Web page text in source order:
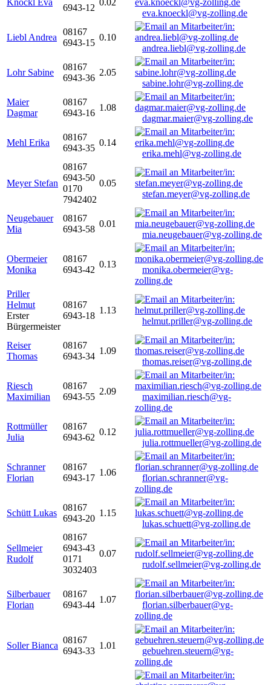
Knöckl Eva
6943-12
0.02
eva.knoeckl@vg-zolling.de
Liebl Andrea
08167
6943-15
0.10
andrea.liebl@vg-zolling.de
Lohr Sabine
08167
6943-36
2.05
sabine.lohr@vg-zolling.de
Maier
Dagmar
08167
6943-16
1.08
dagmar.maier@vg-zolling.de
Mehl Erika
08167
6943-35
0.14
erika.mehl@vg-zolling.de
Meyer Stefan
08167
6943-50
0170
7942402
0.05
stefan.meyer@vg-zolling.de
Neugebauer
Mia
08167
6943-58
0.01
mia.neugebauer@vg-zolling.de
Obermeier
Monika
08167
6943-42
0.13
monika.obermeier@vg-
zolling.de
Priller
Helmut
Erster
Bürgermeister
08167
6943-18
1.13
helmut.priller@vg-zolling.de
Reiser
Thomas
08167
6943-34
1.09
thomas.reiser@vg-zolling.de
Riesch
Maximilian
08167
6943-55
2.09
maximilian.riesch@vg-
zolling.de
Rottmüller
Julia
08167
6943-62
0.12
julia.rottmueller@vg-zolling.de
Schranner
Florian
08167
6943-17
1.06
florian.schranner@vg-
zolling.de
Schütt Lukas
08167
6943-20
1.15
lukas.schuett@vg-zolling.de
Sellmeier
Rudolf
08167
6943-43
0171
3032403
0.07
rudolf.sellmeier@vg-zolling.de
Silberbauer
Florian
08167
6943-44
1.07
florian.silberbauer@vg-
zolling.de
Soller Bianca
08167
6943-33
1.01
gebuehren.steuern@vg-
zolling.de